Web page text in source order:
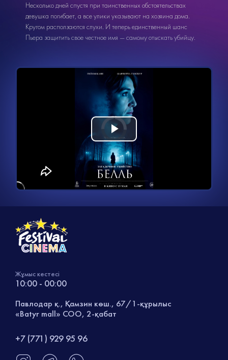
Несколько дней спустя при таинственных обстоятельствах
девушка погибает, а все улики указывают на хозяина дома.
Кругом расползаются слухи. И теперь единственный шанс
Пьера защитить свое честное имя — самому отыскать убийцу.
Видеоплеер
Воспроизвести
видео
Жұмыс кестесі
10:00 - 00:00
Павлодар қ., Қамзин көш., 67/1-құрылыс
«Batyr mall» СОО, 2-қабат
+7 (771) 929 95 96